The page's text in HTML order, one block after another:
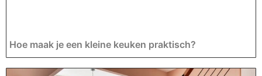
Hoe maak je een kleine keuken praktisch?